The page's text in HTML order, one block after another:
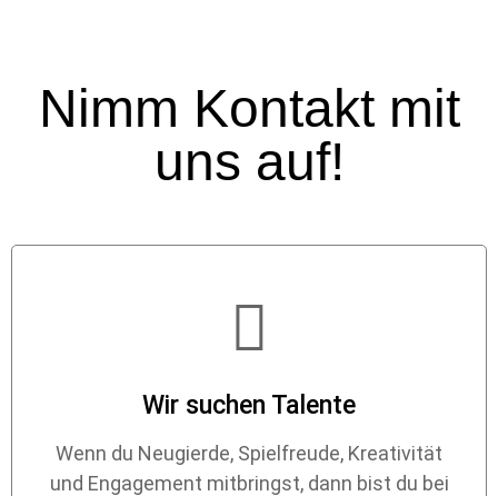
Nimm Kontakt mit
uns auf!
Wir suchen Talente
Wenn du Neugierde, Spielfreude, Kreativität
und Engagement mitbringst, dann bist du bei